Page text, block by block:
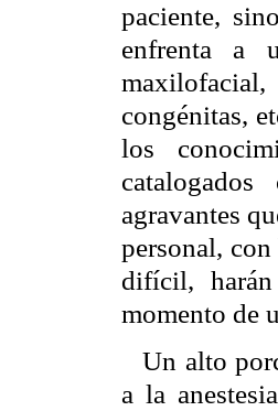
paciente,
enfrenta a
congénitas,
los
agravantes
personal,
difícil,
momento de
Un alto
a la